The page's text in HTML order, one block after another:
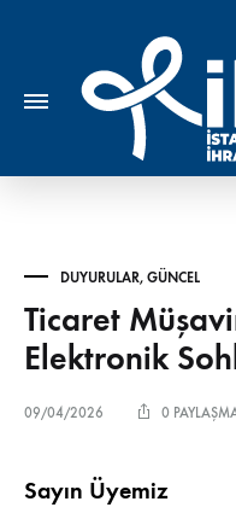
DUYURULAR, GÜNCEL
Ticaret
Elektronik
09/04/2026 0
Sayın Üyemiz